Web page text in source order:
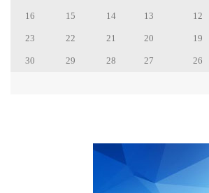
12
13
14
15
16
19
20
21
22
23
26
27
28
29
30